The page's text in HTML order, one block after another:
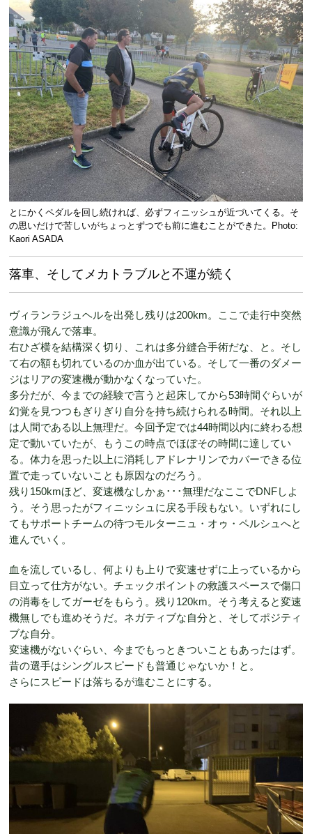
とにかくペダルを回し続ければ、必ずフィニッシュが近づいてくる。そ
の思いだけで苦しいがちょっとずつでも前に進むことができた。Photo:
Kaori ASADA
落車、そしてメカトラブルと不運が続く
ヴィランラジュヘルを出発し残りは200km。ここで走行中突然
意識が飛んで落車。
右ひざ横を結構深く切り、これは多分縫合手術だな、と。そし
て右の額も切れているのか血が出ている。そして一番のダメー
ジはリアの変速機が動かなくなっていた。
多分だが、今までの経験で言うと起床してから53時間ぐらいが
幻覚を見つつもぎりぎり自分を持ち続けられる時間。それ以上
は人間である以上無理だ。今回予定では44時間以内に終わる想
定で動いていたが、もうこの時点でほぼその時間に達してい
る。体力を思った以上に消耗しアドレナリンでカバーできる位
置で走っていないことも原因なのだろう。
残り150kmほど、変速機なしかぁ･･･無理だなここでDNFしよ
う。そう思ったがフィニッシュに戻る手段もない。いずれにし
てもサポートチームの待つモルターニュ・オゥ・ペルシュへと
進んでいく。
血を流しているし、何よりも上りで変速せずに上っているから
目立って仕方がない。チェックポイントの救護スペースで傷口
の消毒をしてガーゼをもらう。残り120km。そう考えると変速
機無しでも進めそうだ。ネガティブな自分と、そしてポジティ
ブな自分。
変速機がないぐらい、今までもっときついこともあったはず。
昔の選手はシングルスピードも普通じゃないか！と。
さらにスピードは落ちるが進むことにする。